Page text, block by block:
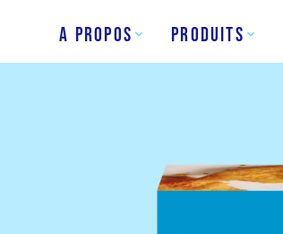
A Propos Produits
Bâtonnets
de poisson